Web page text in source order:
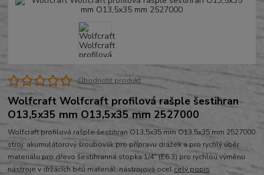
Ohodnotit produkt
Wolfcraft Wolfcraft profilová rašple šestihran
O13,5x35 mm O13,5x35 mm 2527000
Wolfcraft profilová rašple šestihran O13,5x35 mm O13,5x35 mm 2527000
stroj: akumulátorový šroubovák pro přípravu drážek a pro rychlý úběr
materiálu pro dřevo šestihranná stopka 1/4" (E6.3) pro rychlou výměnu
nástroje v držácích bitů materiál: nástrojová ocel celý popis